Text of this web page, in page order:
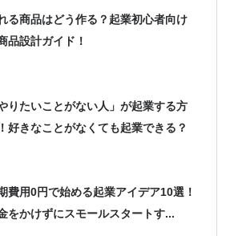
る商品はどう作る？起業初心者向け
品設計ガイド！
やりたいことがない人」が起業する方
好きなことがなくても起業できる？
費用0円で始める起業アイデア10選！
をかけずにスモールスタートす...